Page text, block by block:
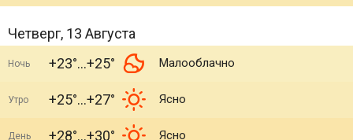
Четверг, 13 Августа
Ночь +23° +25° Малооблачно
Утро +25° +27° Ясно
День +28° +30° Ясно